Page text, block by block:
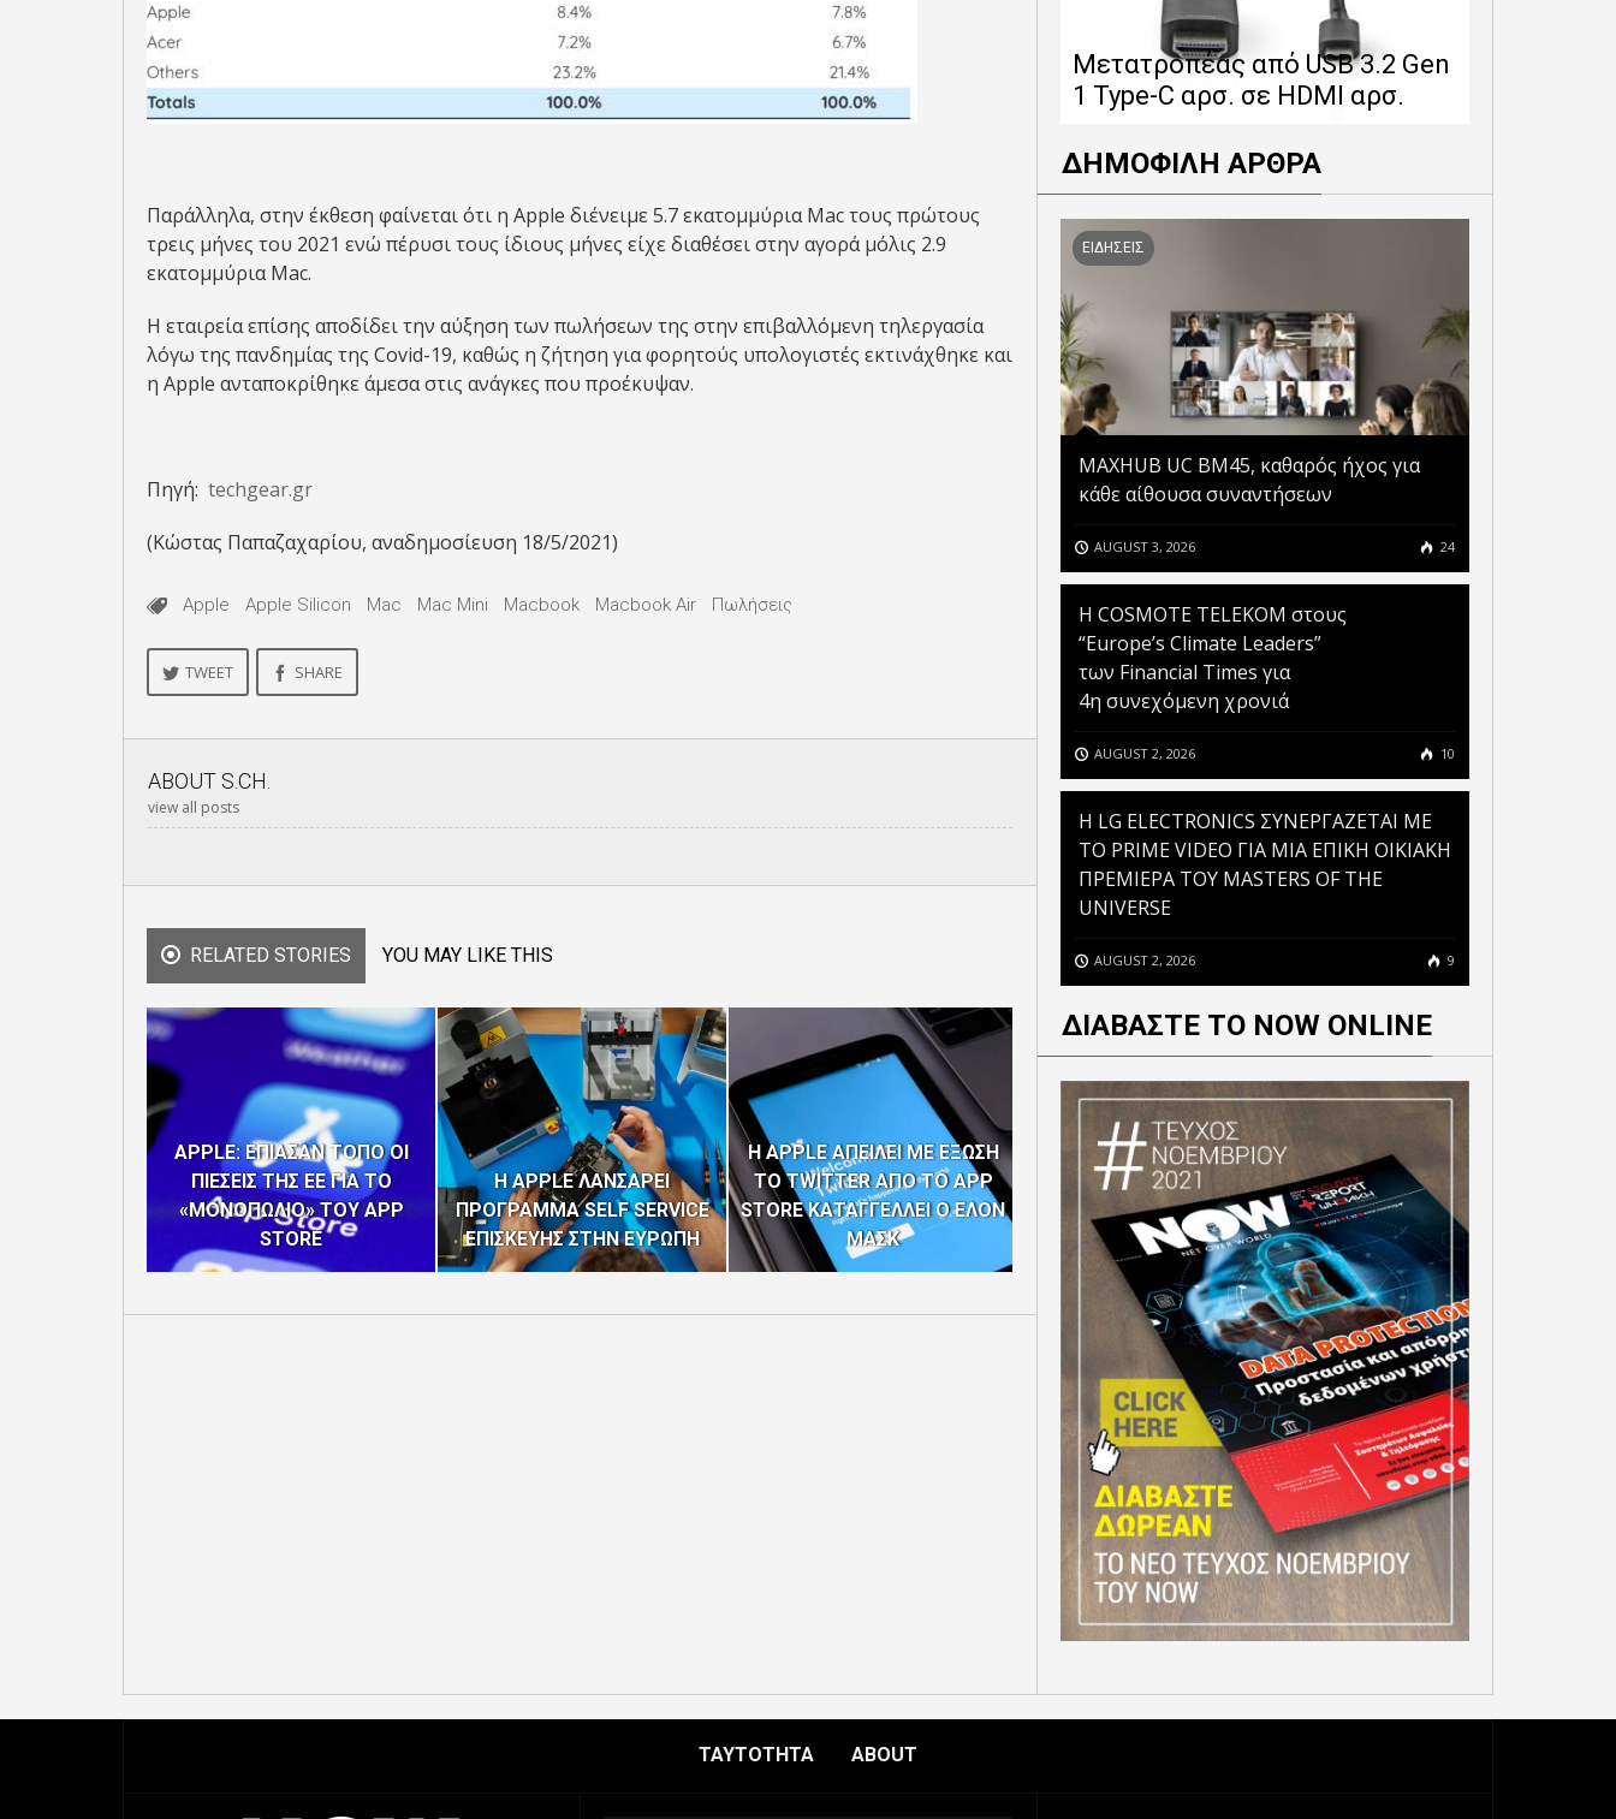
Παράλληλα, στην έκθεση φαίνεται ότι η Apple διένειμε 5.7 εκατομμύρια Mac τους πρώτους
τρεις μήνες του 2021 ενώ πέρυσι τους ίδιους μήνες είχε διαθέσει στην αγορά μόλις 2.9
εκατομμύρια Mac.
Η εταιρεία επίσης αποδίδει την αύξηση των πωλήσεων της στην επιβαλλόμενη τηλεργασία
λόγω της πανδημίας της Covid-19, καθώς η ζήτηση για φορητούς υπολογιστές εκτινάχθηκε και
η Apple ανταποκρίθηκε άμεσα στις ανάγκες που προέκυψαν.
Πηγή: techgear.gr
(Κώστας Παπαζαχαρίου, αναδημοσίευση 18/5/2021)
Apple Apple Silicon Mac Mac Mini Macbook Macbook Air Πωλήσεις
TWEET SHARE
ABOUT S.CH.
view all posts
RELATED STORIES YOU MAY LIKE THIS
APPLE: ΕΠΙΑΣΑΝ ΤΟΠΟ ΟΙ
ΠΙΕΣΕΙΣ ΤΗΣ ΕΕ ΓΙΑ ΤΟ
«ΜΟΝΟΠΩΛΙΟ» ΤΟΥ APP
STORE
Η APPLE ΛΑΝΣΑΡΕΙ
ΠΡΟΓΡΑΜΜΑ SELF SERVICE
ΕΠΙΣΚΕΥΗΣ ΣΤΗΝ ΕΥΡΩΠΗ
Η APPLE ΑΠΕΙΛΕΙ ΜΕ ΕΞΩΣΗ
ΤΟ TWITTER ΑΠΟ ΤΟ APP
STORE ΚΑΤΑΓΓΕΛΛΕΙ Ο ΕΛΟΝ
ΜΑΣΚ
APPLE: ΜΕΓΑΛΑ
ΠΡΟΒΛΗΜΑΤΑ ΣΤΗΝ
ΠΑΡΑΓΩΓΗ IPHONE
ΠΑΡΑΚΟΛΟΥΘΟΥΝ ΤΟΝ
ΧΡΗΣΤΗ ΑΚΟΜΗ ΚΑΙ ΟΤΑΝ
ΔΕΝ ΔΙΝΕΙ ΤΗΝ
ΣΥΓΚΑΤΑΘΕΣΗ ΤΟΥ
Μετατροπέας από USB 3.2 Gen
1 Type-C αρσ. σε HDMI αρσ.
ΔΗΜΟΦΙΛΗ ΑΡΘΡΑ
ΕΙΔΗΣΕΙΣ
MAXHUB UC BM45, καθαρός ήχος για
κάθε αίθουσα συναντήσεων
AUGUST 3, 2026 24
Η COSMOTE TELEKOM στους
“Europe’s Climate Leaders”
των Financial Times για
4η συνεχόμενη χρονιά
AUGUST 2, 2026 10
H LG ELECTRONICS ΣΥΝΕΡΓΑΖΕΤΑΙ ΜΕ
ΤΟ PRIME VIDEO ΓΙΑ ΜΙΑ ΕΠΙΚΗ ΟΙΚΙΑΚΗ
ΠΡΕΜΙΕΡΑ ΤΟΥ MASTERS OF THE
UNIVERSE
AUGUST 2, 2026 9
ΔΙΑΒΑΣΤΕ ΤΟ NOW ONLINE
ΤΑΥΤΟΤΗΤΑ ABOUT